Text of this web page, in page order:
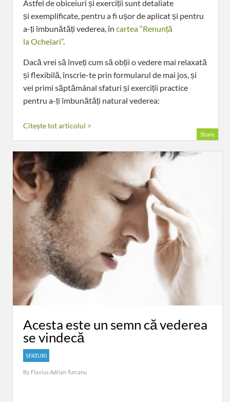
Astfel de obiceiuri și exerciții sunt detaliate
și exemplificate, pentru a fi ușor de aplicat și pentru
a-ți îmbunătăți vederea, în cartea “Renunță
la Ochelari”.
Dacă vrei să înveți cum să obții o vedere mai relaxată
și flexibilă, înscrie-te prin formularul de mai jos, și
vei primi săptămânal sfaturi și exerciții practice
pentru a-ți îmbunătăți natural vederea:
Citește tot articolul >
Share
Acesta este un semn că vederea
se vindecă
SFATURI
By Flavius Adrian Turcanu